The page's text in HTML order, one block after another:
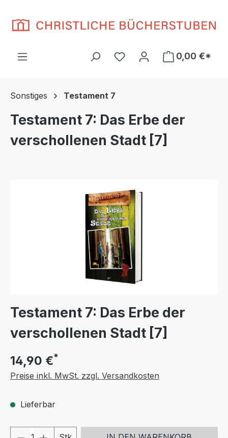
Du hast 0 Produkte auf
0,00 €*
Sonstiges Testament 7
Testament 7: Das Erbe der
verschollenen Stadt [7]
Testament 7: Das Erbe der
verschollenen Stadt [7]
14,90 €*
Preise inkl. MwSt. zzgl. Versandkosten
Lieferbar
Produkt Anzahl: Gib den